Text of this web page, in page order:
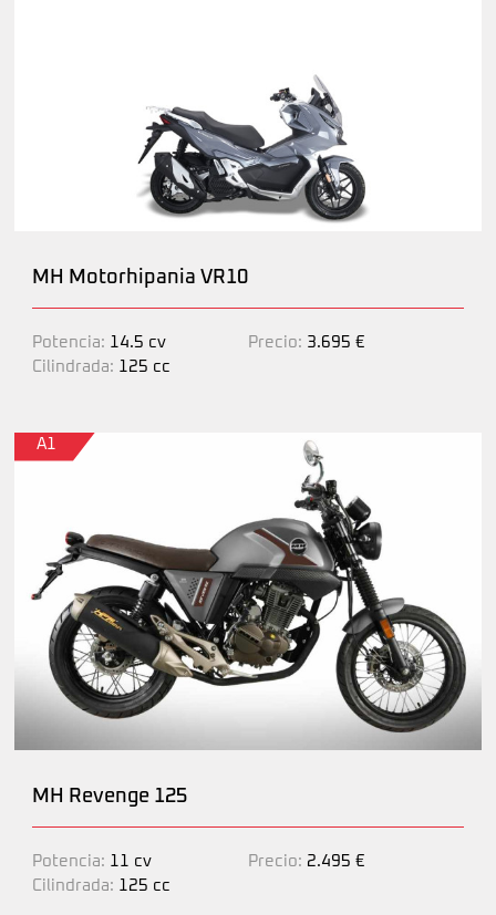
MH Motorhipania VR10
Potencia: 14.5 cv
Cilindrada: 125 cc
Precio: 3.695 €
A1
MH Revenge 125
Potencia: 11 cv
Cilindrada: 125 cc
Precio: 2.495 €